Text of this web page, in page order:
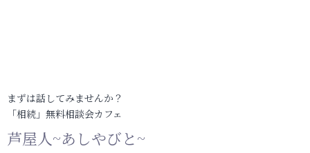
まずは話してみませんか？
「相続」無料相談会カフェ
芦屋人~あしやびと~